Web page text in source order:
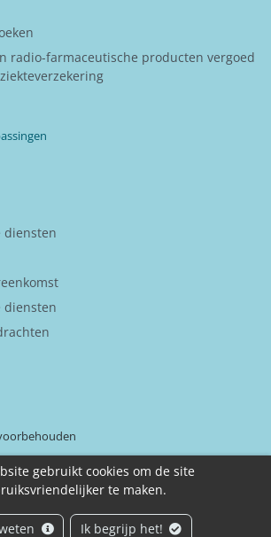
gebruikt cookies om de site
te maken.
Ik begrijp het!
radio-farmaceutische producten vergoed
diensten
diensten